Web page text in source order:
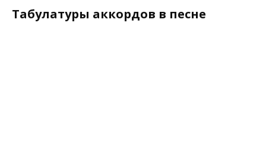
Табулатуры аккордов в песне